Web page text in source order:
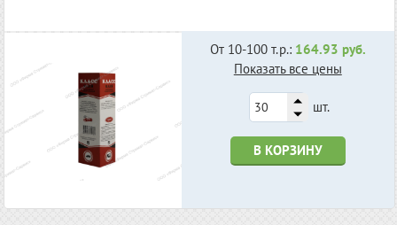
От 10-100 т.р.: 164.93 руб.
Показать все цены
шт.
В КОРЗИНУ